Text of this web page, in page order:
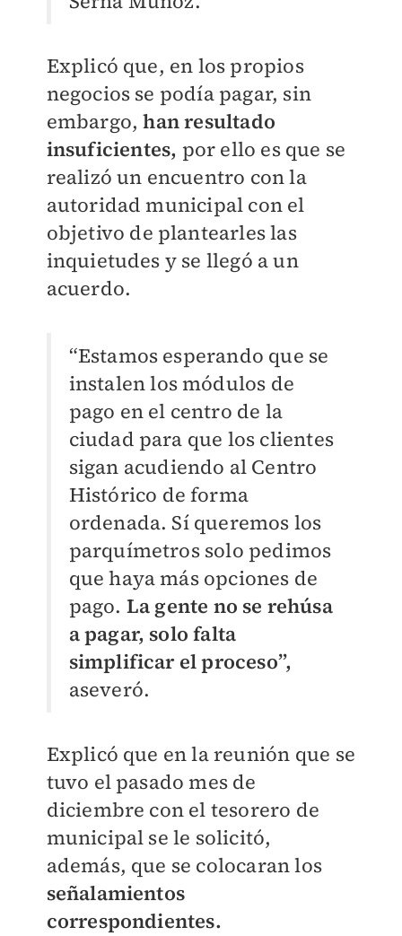
Explicó que, en los propios
negocios se podía pagar, sin
embargo,han resultado
insuficientes, por ello es que se
realizó un encuentro con la
autoridad municipal con el
objetivo de plantearles las
inquietudes y se llegó a un
acuerdo.
“Estamos esperando que se
instalen los módulos de
pago en el centro de la
ciudad para que los clientes
sigan acudiendo al Centro
Histórico de forma
ordenada. Sí queremos los
parquímetros solo pedimos
que haya más opciones de
pago. La gente no se rehúsa
a pagar, solo falta
simplificar el proceso”,
aseveró.
Explicó que en la reunión que se
tuvo el pasado mes de
diciembre con el tesorero de
municipal se le solicitó,
además, que se colocaran los
señalamientos
correspondientes.